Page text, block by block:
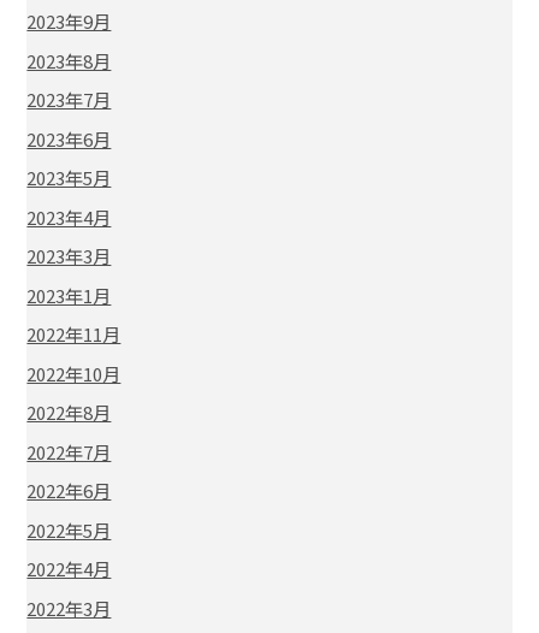
2023年9月
2023年8月
2023年7月
2023年6月
2023年5月
2023年4月
2023年3月
2023年1月
2022年11月
2022年10月
2022年8月
2022年7月
2022年6月
2022年5月
2022年4月
2022年3月